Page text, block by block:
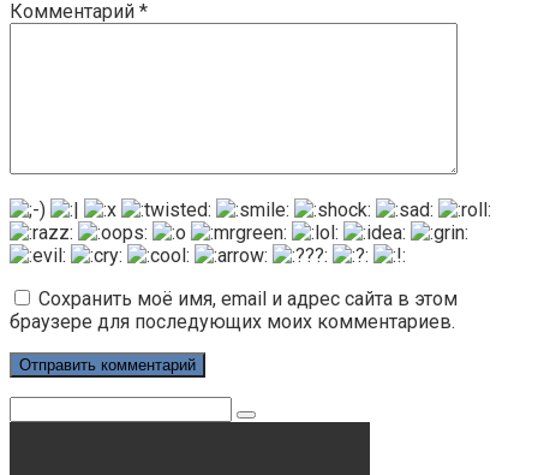
Комментарий *
Сохранить моё имя, email и адрес сайта в этом
браузере для последующих моих комментариев.